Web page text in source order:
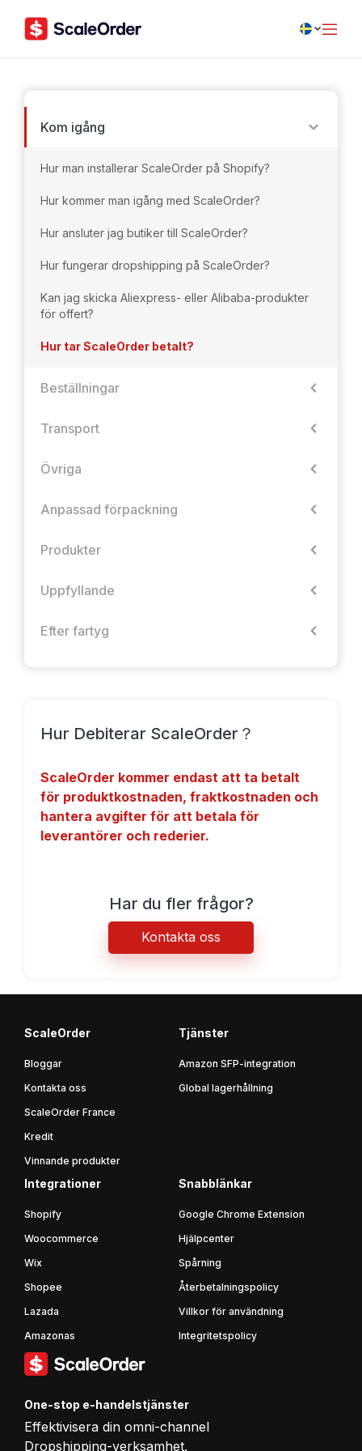
Kom igång
Hur man installerar ScaleOrder på Shopify?
Hur kommer man igång med ScaleOrder?
Hur ansluter jag butiker till ScaleOrder?
Hur fungerar dropshipping på ScaleOrder?
Kan jag skicka Aliexpress- eller Alibaba-produkter
för offert?
Hur tar ScaleOrder betalt?
Beställningar
Transport
Övriga
Anpassad förpackning
Produkter
Uppfyllande
Efter fartyg
Hur Debiterar ScaleOrder？
ScaleOrder kommer endast att ta betalt
för produktkostnaden, fraktkostnaden och
hantera avgifter för att betala för
leverantörer och rederier.
Har du fler frågor?
Kontakta oss
ScaleOrder
Bloggar
Kontakta oss
ScaleOrder France
Kredit
Vinnande produkter
Tjänster
Amazon SFP-integration
Global lagerhållning
Integrationer
Shopify
Woocommerce
Wix
Shopee
Lazada
Amazonas
Snabblänkar
Google Chrome Extension
Hjälpcenter
Spårning
Återbetalningspolicy
Villkor för användning
Integritetspolicy
One-stop e-handelstjänster
Effektivisera din omni-channel
Dropshipping-verksamhet.